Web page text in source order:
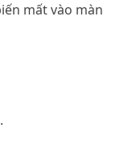
mất vào màn